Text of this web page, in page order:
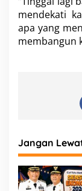
mendekati
apa yang
membangun
Jangan